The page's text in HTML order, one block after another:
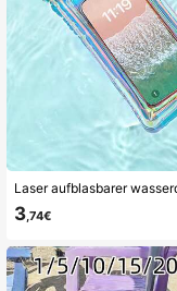
3 ,74€